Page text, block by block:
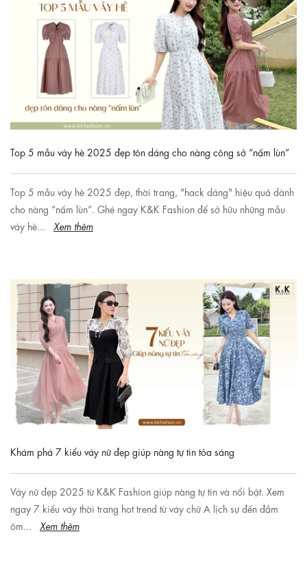
Top 5 mẫu váy hè 2025 đẹp tôn dáng cho nàng công sở “nấm lùn”
Top 5 mẫu váy hè 2025 đẹp, thời trang, "hack dáng" hiệu quả dành
cho nàng “nấm lùn”. Ghé ngay K&K Fashion để sở hữu những mẫu
váy hè...
Xem thêm
Khám phá 7 kiểu váy nữ đẹp giúp nàng tự tin tỏa sáng
Váy nữ đẹp 2025 từ K&K Fashion giúp nàng tự tin và nổi bật. Xem
ngay 7 kiểu váy thời trang hot trend từ váy chữ A lịch sự đến đầm
ôm...
Xem thêm